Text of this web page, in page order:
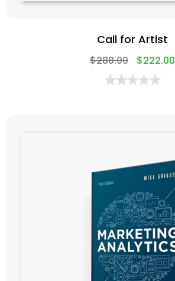
Call for Artist
$288.00 $222.00